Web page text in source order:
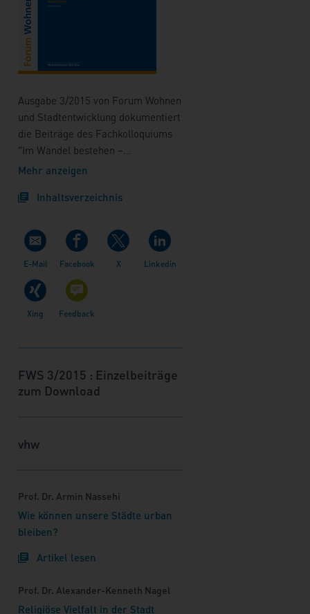
Ausgabe 3/2015 von Forum Wohnen
und Stadtentwicklung dokumentiert
die Beiträge des Fachkolloquiums
"Im Wandel bestehen –
Stadtgesellschaft in Vielfalt und
eine breitere Öffentlichkeit. Vor dem
aktuellen Auseinandersetzung mit
der Stadtgesellschaft stellte die
Veranstaltung die Beschäftigung mit
dem Zustand des lokalen
Gemeinwesens in den Vordergrund.
Darüber hinaus beschäftigen sich
Autoren aus den Bereichen der
Wissenschaft, der
Planungspraxis berichten hier von
Stadtentwicklung.
Mehr anzeigen
Inhaltsverzeichnis
FWS 3/2015 : Einzelbeiträge
zum Download
vhw
Prof. Dr. Armin Nassehi
Wie können unsere Städte urban
bleiben?
Artikel lesen
Prof. Dr. Alexander-Kenneth Nagel
Religiöse Vielfalt in der Stadt